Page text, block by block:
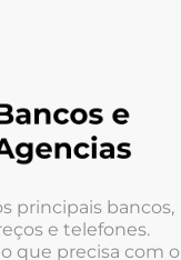
principais bancos,
e telefones.
que precisa com o